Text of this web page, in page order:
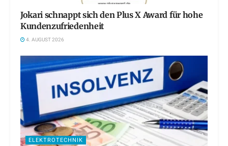
Jokari schnappt sich den Plus X Award für hohe
Kundenzufriedenheit
4. AUGUST 2026
ELEKTROTECHNIK